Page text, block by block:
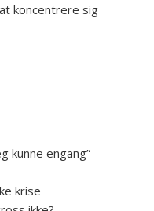
koncentrere sig
kunne engang”
krise